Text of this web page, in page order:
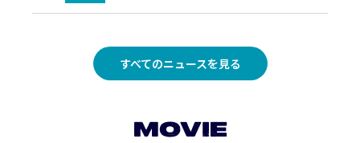
すべてのニュースを見る
MOVIE